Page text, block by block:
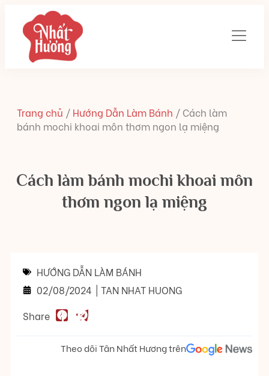
Trang chủ / Hướng Dẫn Làm Bánh / Cách làm
bánh mochi khoai môn thơm ngon lạ miệng
Cách làm bánh mochi khoai môn
thơm ngon lạ miệng
HƯỚNG DẪN LÀM BÁNH
02/08/2024 | TAN NHAT HUONG
Share
Theo dõi Tân Nhất Hương trên